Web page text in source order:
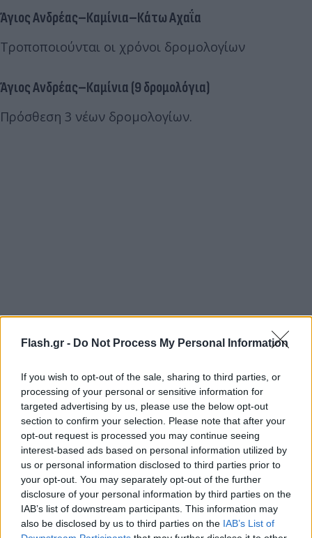
Flash.gr - Do Not Process My Personal Information
If you wish to opt-out of the sale, sharing to third parties, or
processing of your personal or sensitive information for
targeted advertising by us, please use the below opt-out
section to confirm your selection. Please note that after your
opt-out request is processed you may continue seeing
interest-based ads based on personal information utilized by
us or personal information disclosed to third parties prior to
your opt-out. You may separately opt-out of the further
disclosure of your personal information by third parties on the
IAB’s list of downstream participants. This information may
also be disclosed by us to third parties on the IAB’s List of
Άγιος Ανδρέας–Καμίνια–Κάτω Αχαΐα
Τροποποιούνται οι χρόνοι δρομολογίων
Άγιος Ανδρέας–Καμίνια (9 δρομολόγια)
Πρόσθεση 3 νέων δρομολογίων.